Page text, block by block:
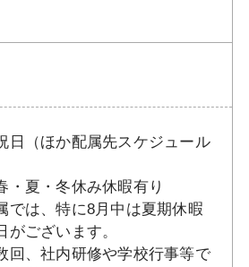
（ほか配属先スケジュール
夏・冬休み休暇有り
では、特に8月中は夏期休暇
がございます。
回、社内研修や学校行事等で